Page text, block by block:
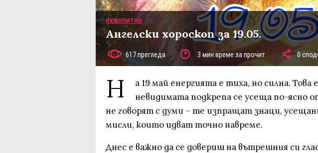
ЛЮБОПИТНО
Ангелски хороскоп за 19.05.
617 прегледа 3 мин време за прочит 0
Н
а 19 май енергията е тиха, но силна. Това
невидимата подкрепа се усеща по-ясно
не говорят с думи – те изпращат знаци,
мисли, които идват точно навреме.
Днес е важно да се довериш на вътрешния си